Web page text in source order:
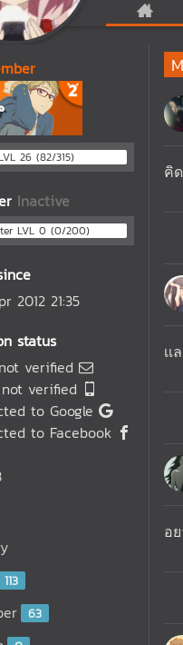
26 (82/315)
Inactive
LVL 0 (0/200)
2012 21:35
status
verified
verified
to Google
to Facebook
113
63
คิ
เ
อ